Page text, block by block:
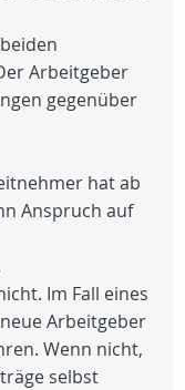
Arbeitgeber
gegenüber
hat ab
Anspruch auf
Im Fall eines
Arbeitgeber
Wenn nicht,
selbst